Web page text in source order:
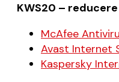
KWS20 –
McAfee
Avast Internet
Kaspersky